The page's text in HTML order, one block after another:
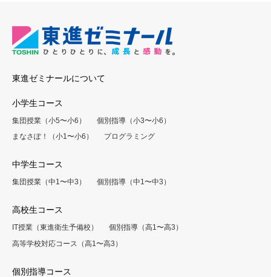
東進ゼミナールについて
小学生コース
集団授業（小5〜小6）
個別指導（小3〜小6）
まなさぽ！（小1〜小6）
プログラミング
中学生コース
集団授業（中1〜中3） 個別指導（中1〜中3）
高校生コース
IT授業（東進衛生予備校）
個別指導（高1〜高3）
高等学校対応コース（高1〜高3）
個別指導コース